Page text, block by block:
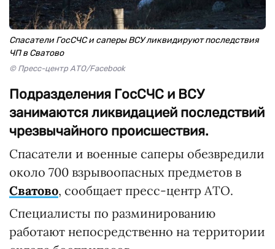
Спасатели ГосСЧС и саперы ВСУ ликвидируют последствия
ЧП в Сватово
© Пресс-центр АТО/Facebook
Подразделения ГосСЧС и ВСУ
занимаются ликвидацией последствий
чрезвычайного происшествия.
Спасатели и военные саперы обезвредили
около 700 взрывоопасных предметов в
Сватово, сообщает пресс-центр АТО.
Специалисты по разминированию
работают непосредственно на территории